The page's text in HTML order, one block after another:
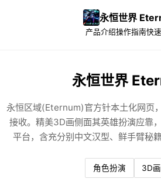
永恒世界
产品介绍操作指南快
永恒世界
永恒区域(Eternum)官方针本土化网页
接收。精美3D画侧面其英雄扮演应靠
平台，含充分别中文汉型、鲜手臂秘
角色扮演 3D